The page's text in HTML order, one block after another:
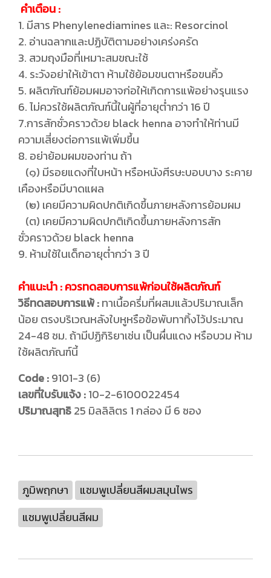
คำเตือน :
1. มีสาร Phenylenediamines และ: Resorcinol
2. อ่านฉลากและปฏิบัติตามอย่างเคร่งครัด
3. สวมถุงมือที่เหมาะสมขณะใช้
4. ระวังอย่าให้เข้าตา ห้ามใช้ย้อมขนตาหรือขนคิ้ว
5. ผลิตภัณฑ์ย้อมผมอาจก่อให้เกิดการแพ้อย่างรุนแรง
6. ไม่ควรใช้ผลิตภัณฑ์นี้ในผู้ที่อายุต่ำกว่า 16 ปี
7.การสักชั่วคราวด้วย black henna อาจทำให้ท่านมี
ความเสี่ยงต่อการแพ้เพิ่มขึ้น
8. อย่าย้อมผมของท่าน ถ้า
(๑) มีรอยแดงที่ใบหน้า หรือหนังศีรษะบอบบาง ระคาย
เคืองหรือมีบาดแผล
(๒) เคยมีความผิดปกติเกิดขึ้นภายหลังการย้อมผม
(ต) เคยมีความผิดปกติเกิดขึ้นภายหลังการสัก
ชั่วคราวด้วย black henna
9. ห้ามใช้ในเด็กอายุต่ำกว่า 3 ปี
คำแนะนำ : ควรทดสอบการแพ้ก่อนใช้ผลิตภัณฑ์
วิธีทดสอบการแพ้ :ทาเนื้อครึ่มที่ผสมแล้วปริมาณเล็ก
น้อย ตรงบริเวณหลังใบหูหรือข้อพับทาทิ้งไว้ประมาณ
24-48 ชม. ถ้ามีปฏิกิริยาเช่น เป็นผื่นแดง หรือบวม ห้าม
ใช้ผลิตภัณฑ์นี้
Code :9101-3 (6)
เลขที่ใบรับแจ้ง :10-2-6100022454
ปริมาณสุทธิ25 มิลลิลิตร 1 กล่อง มี 6 ซอง
ภูมิพฤกษา
แชมพูเปลี่ยนสีผมสมุนไพร
แชมพูเปลี่ยนสีผม